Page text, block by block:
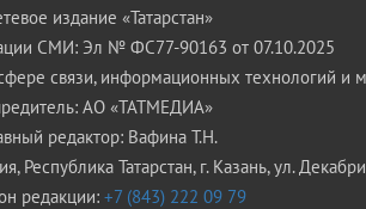
издание «Татарстан»
СМИ: Эл № ФС77-90163 от 07.10.2025
связи, информационных технологий и
АО «ТАТМЕДИА»
редактор: Вафина Т.Н.
Республика Татарстан, г. Казань, ул.
редакции: +7 (843) 222 09 79